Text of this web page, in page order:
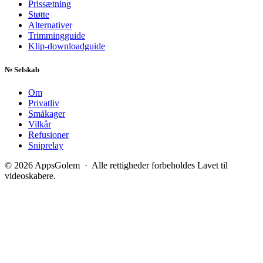
Prissætning
Støtte
Alternativer
Trimmingguide
Klip-downloadguide
№ Selskab
Om
Privatliv
Småkager
Vilkår
Refusioner
Sniprelay
© 2026 AppsGolem · Alle rettigheder forbeholdes Lavet til
videoskabere.